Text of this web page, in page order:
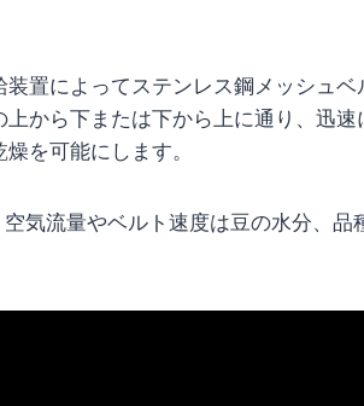
置によってステンレス鋼メッシュ
から下または下から上に通り、迅
を可能にします。
気流量やベルト速度は豆の水分、品